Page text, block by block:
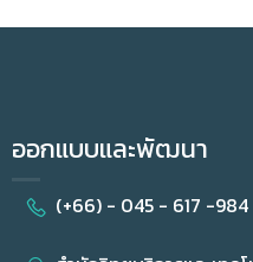
ออกแบบและพัฒนา
(+66) - 045 - 617 -984